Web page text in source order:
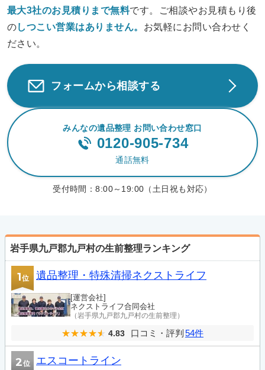
最大3社のお見積りまで無料です。ご相談やお見積もり後
のしつこい営業はありません。 お気軽にお問い合わせく
ださい。
フォームから相談する
みんなの遺品整理 お問い合わせ窓口
0120-905-734
通話無料
受付時間：8:00～19:00（土日祝も対応）
岩手県九戸郡九戸村の生前整理ランキング
1位 遺品整理・特殊清掃ネクストライフ
[運営会社]
ネクストライフ合同会社
（岩手県九戸郡九戸村の生前整理）
4.83 口コミ・評判 54件
2位 エスコートライン